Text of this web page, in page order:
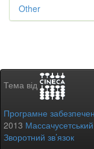
Other
Тема від
Програмне
2013 Массачусетський
Зворотний зв’язок